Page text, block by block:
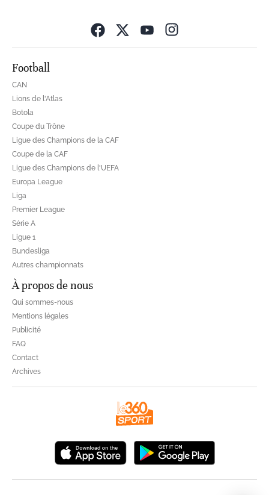
Football
CAN
Lions de l'Atlas
Botola
Coupe du Trône
Ligue des Champions de la CAF
Coupe de la CAF
Ligue des Champions de l'UEFA
Europa League
Liga
Premier League
Série A
Ligue 1
Bundesliga
Autres championnats
À propos de nous
Qui sommes-nous
Mentions légales
Publicité
FAQ
Contact
Archives